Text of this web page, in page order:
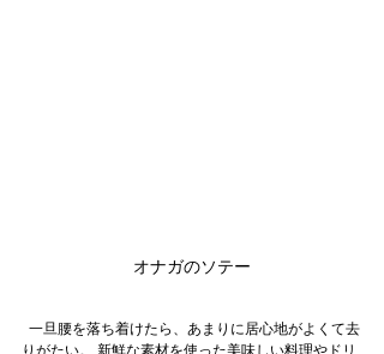
オナガのソテー
りがたい。 新鮮な素材を使った美味しい料理やドリ